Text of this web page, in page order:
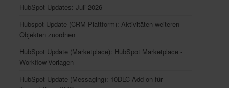
HubSpot Updates: Juli 2026
Hubspot Update (CRM-Plattform): Aktivitäten weiteren
Objekten zuordnen
HubSpot Update (Marketplace): HubSpot Marketplace -
Workflow-Vorlagen
HubSpot Update (Messaging): 10DLC-Add-on für